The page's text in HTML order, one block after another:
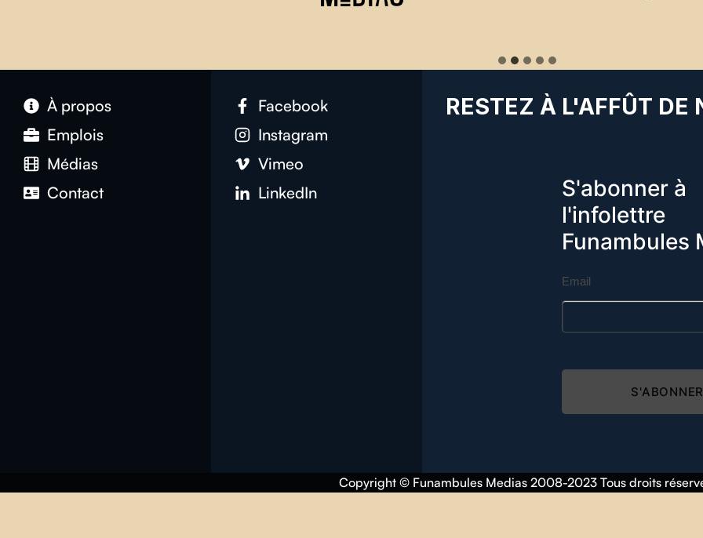
À propos
Emplois
Médias
Contact
Facebook
Instagram
Vimeo
LinkedIn
RESTEZ À L'AFFÛT DE
S'abonner à
l'infolettre
Funambules
Email
S'ABONNER
Copyright © Funambules Medias 2008-2023 Tous droits